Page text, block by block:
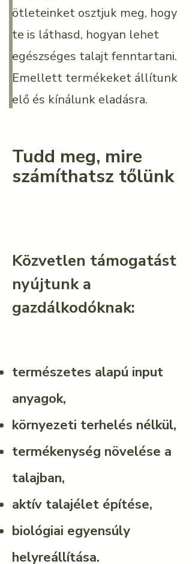
ötleteinket osztjuk meg, hogy
te is láthasd, hogyan lehet
egészséges talajt fenntartani.
Emellett termékeket állítunk
elő és kínálunk eladásra.
Tudd meg, mire
számíthatsz tőlünk
Közvetlen támogatást
nyújtunk a
gazdálkodóknak:
természetes alapú input
anyagok,
környezeti terhelés nélkül,
termékenység növelése a
talajban,
​aktív talajélet építése,
biológiai egyensúly
helyreállítása.